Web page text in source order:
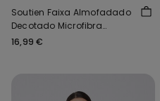
Soutien Faixa Almofadado
Decotado Microfibra
Reciclada
16,99 €